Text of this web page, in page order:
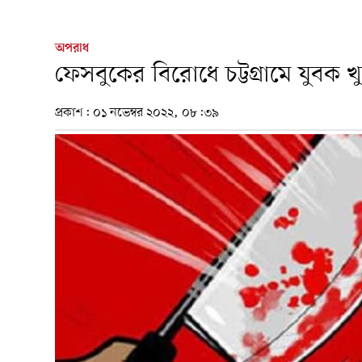
অপরাধ
ফেসবুকের বিরোধে চট্টগ্রামে যুবক
প্রকাশ: ০১ নভেম্বর ২০২২, ০৮:৩৯